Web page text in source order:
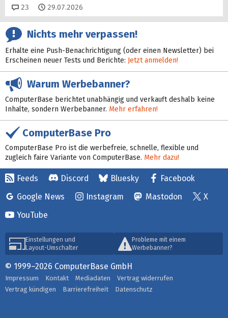
23 Kommentare
29.07.2026
Nichts mehr verpassen!
Erhalte eine Push-Benachrichtigung (oder einen Newsletter) bei
Erscheinen neuer Tests und Berichte: Jetzt anmelden!
Warum Werbebanner?
ComputerBase berichtet unabhängig und verkauft deshalb keine
Inhalte, sondern Werbebanner. Mehr erfahren!
ComputerBase Pro
ComputerBase Pro ist die werbefreie, schnelle, flexible und
zugleich faire Variante von ComputerBase. Mehr dazu!
Feeds Discord Bluesky
Facebook
Google News
Instagram Mastodon
X
YouTube
Einstellungen und
Layout-Umschalter
Probleme mit einem
Werbebanner?
© 1999–2026 ComputerBase GmbH
Impressum Kontakt Mediadaten
Vertrag widerrufen
Vertrag kündigen
Barrierefreiheit Datenschutz